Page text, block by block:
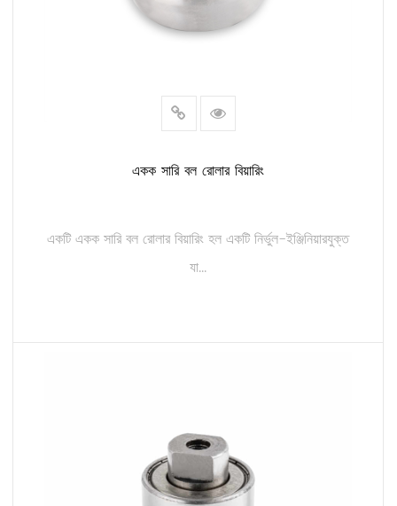
একক সারি বল রোলার বিয়ারিং
একটি একক সারি বল রোলার বিয়ারিং হল একটি নির্ভুল-ইঞ্জিনিয়ারযুক্ত
যা...